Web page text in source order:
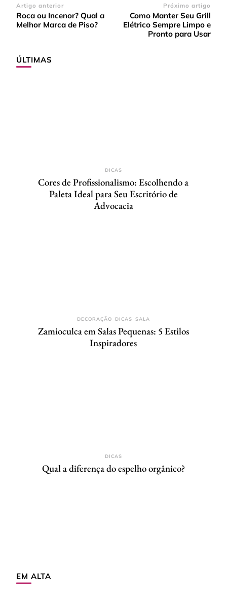
Navegação
de
Artigo anterior
Roca ou Incenor? Qual a
Melhor Marca de Piso?
Próximo artigo
Como Manter Seu Grill
Elétrico Sempre Limpo e
Pronto para Usar
ÚLTIMAS
DICAS
Cores de Profissionalismo: Escolhendo a
Paleta Ideal para Seu Escritório de
Advocacia
DECORAÇÃO DICAS SALA
Zamioculca em Salas Pequenas: 5 Estilos
Inspiradores
DICAS
Qual a diferença do espelho orgânico?
EM ALTA